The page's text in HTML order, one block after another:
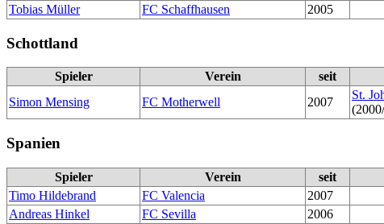
Tobias Müller
FC Schaffhausen 2005
Schottland
Spieler Verein seit
Simon Mensing
FC Motherwell 2007
St.
Spanien
Spieler Verein seit
Timo Hildebrand
FC Valencia
2007
Andreas Hinkel
FC Sevilla
2006